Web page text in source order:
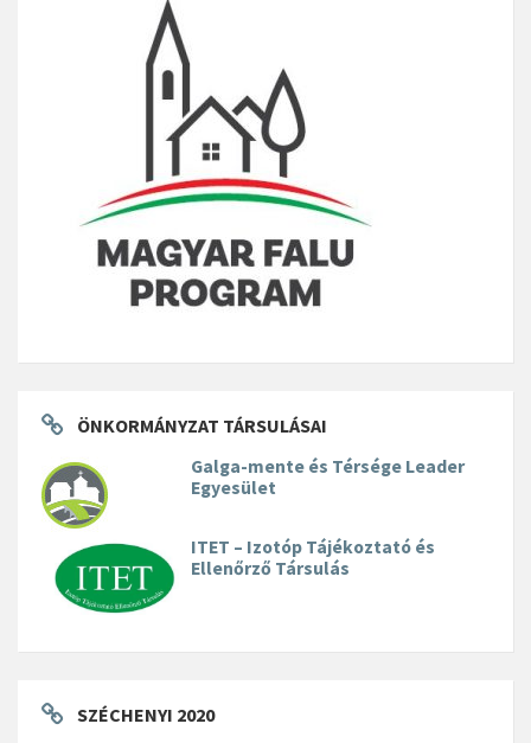
ÖNKORMÁNYZAT TÁRSULÁSAI
Galga-mente és Térsége Leader
Egyesület
ITET – Izotóp Tájékoztató és
Ellenőrző Társulás
SZÉCHENYI 2020